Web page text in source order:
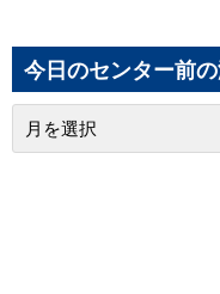
今日のセンター前